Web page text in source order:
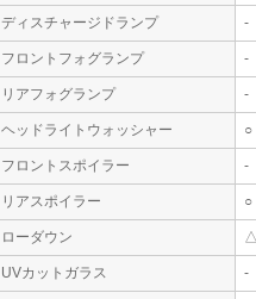
ディスチャージドランプ -
フロントフォグランプ -
リアフォグランプ -
ヘッドライトウォッシャー ○
フロントスポイラー -
リアスポイラー ○
ローダウン
UVカットガラス -